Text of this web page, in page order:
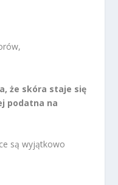
że skóra staje się
podatna na
są wyjątkowo